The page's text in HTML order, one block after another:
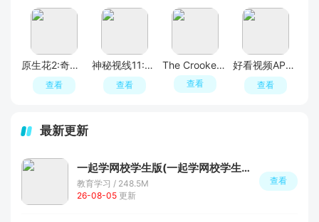
原生花2:奇幻旅程
查看
神秘视线11:惊悚秘林
查看
The Crooked Man
查看
好看视频APP官方最新版
查看
最新更新
一起学网校学生版(一起学网校学生端下载安装)
教育学习 / 248.5M
26-08-05 更新
查看